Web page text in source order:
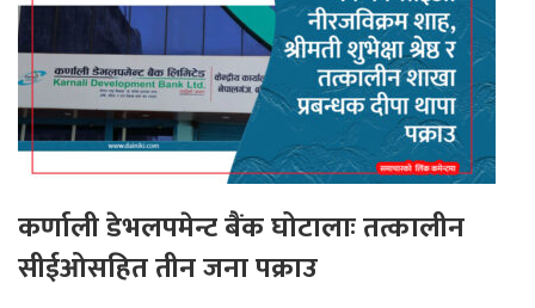
कर्णाली डेभलपमेन्ट बैंक घोटालाः तत्कालीन
सीईओसहित तीन जना पक्राउ